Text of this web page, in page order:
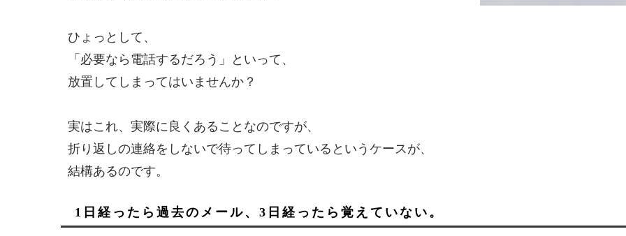
ひょっとして、
「必要なら電話するだろう」といって、
放置してしまってはいませんか？
実はこれ、実際に良くあることなのですが、
折り返しの連絡をしないで待ってしまっているというケースが、
結構あるのです。
1日経ったら過去のメール、3日経ったら覚えていない。